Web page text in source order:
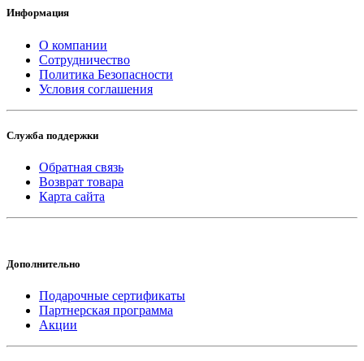
Информация
О компании
Сотрудничество
Политика Безопасности
Условия соглашения
Служба поддержки
Обратная связь
Возврат товара
Карта сайта
Дополнительно
Подарочные сертификаты
Партнерская программа
Акции